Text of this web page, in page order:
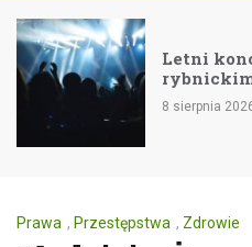
Letni
8 sierpnia
Prawa , Przestępstwa , Zdrowie